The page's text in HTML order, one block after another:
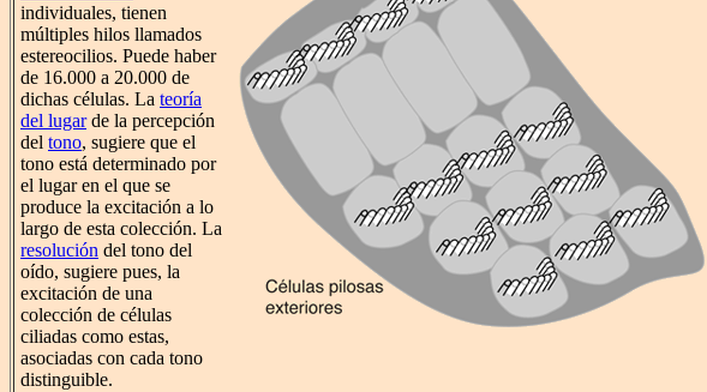
individuales, tienen
múltiples hilos llamados
estereocilios. Puede haber
de 16.000 a 20.000 de
dichas células. La teoría
del lugarde la percepción
del tono, sugiere que el
tono está determinado por
el lugar en el que se
produce la excitación a lo
largo de esta colección. La
resolución del tono del
oído, sugiere pues, la
excitación de una
colección de células
ciliadas como estas,
asociadas con cada tono
distinguible.